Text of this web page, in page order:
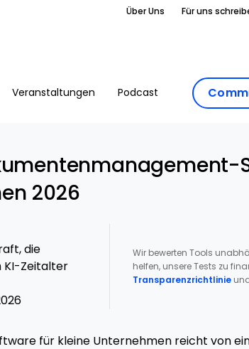
Über Uns Für uns
Veranstaltungen Podcast
2026
die
KI-Zeitalter
Wir bewerten Tools
helfen, unsere Tests zu
Transparenzrichtlinie
für kleine Unternehmen reicht von